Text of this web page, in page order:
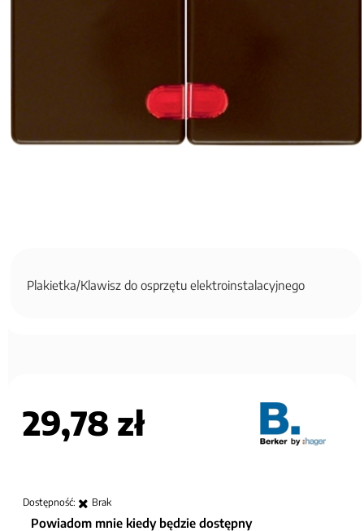
Plakietka/Klawisz do osprzętu elektroinstalacyjnego
29,78 zł
Dostępność: Brak
Powiadom mnie kiedy będzie dostępny